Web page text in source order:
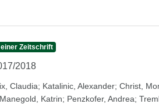
Zeitschrift
2018
Claudia; Katalinic, Alexander; Christ,
Manegold, Katrin; Penzkofer, Andrea;